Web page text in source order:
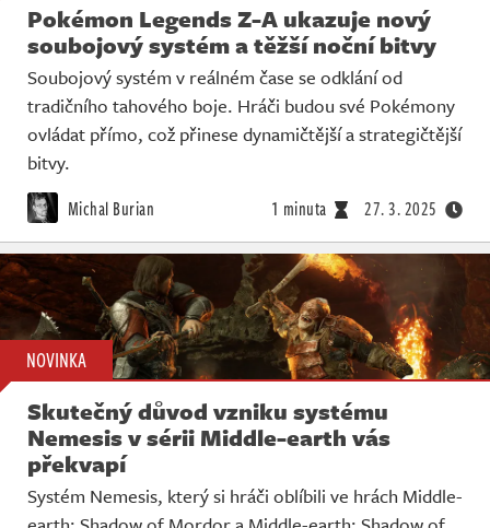
Pokémon Legends Z-A ukazuje nový
soubojový systém a těžší noční bitvy
Soubojový systém v reálném čase se odklání od
tradičního tahového boje. Hráči budou své Pokémony
ovládat přímo, což přinese dynamičtější a strategičtější
bitvy.
Michal Burian 1 minuta 27. 3. 2025
NOVINKA
Skutečný důvod vzniku systému
Nemesis v sérii Middle-earth vás
překvapí
Systém Nemesis, který si hráči oblíbili ve hrách Middle-